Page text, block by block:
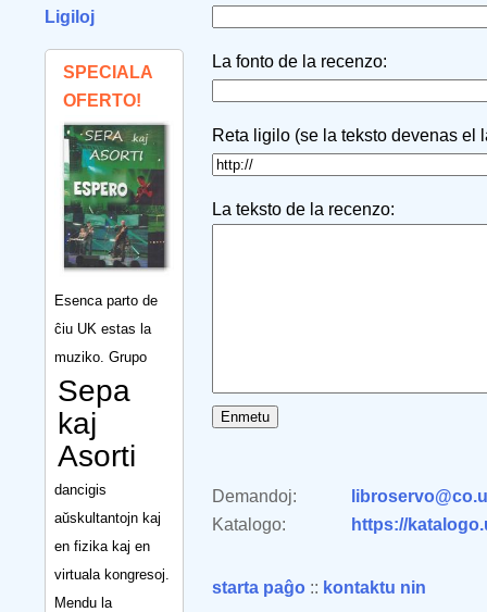
Ligiloj
SPECIALA
OFERTO!
Esenca parto de
ĉiu UK estas la
muziko. Grupo
Sepa
kaj
Asorti
dancigis
aŭskultantojn kaj
en fizika kaj en
virtuala kongresoj.
Mendu la
La fonto de la recenzo:
Reta ligilo (se la teksto devenas el
La teksto de la recenzo:
Demandoj:
Katalogo:
https://
starta paĝo :: kontaktu nin